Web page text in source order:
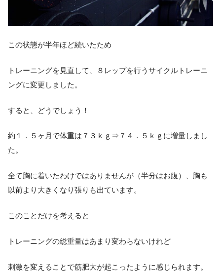
この状態が半年ほど続いたため
トレーニングを見直して、８レップを行うサイクルトレーニ
ングに変更しました。
すると、どうでしょう！
約１．５ヶ月で体重は７３ｋｇ⇒７４．５ｋｇに増量しまし
た。
全て胸に着いたわけではありませんが（半分はお腹）、胸も
以前より大きくなり張りも出ています。
このことだけを考えると
トレーニングの総重量はあまり変わらないけれど
刺激を変えることで筋肥大が起こったように感じられます。